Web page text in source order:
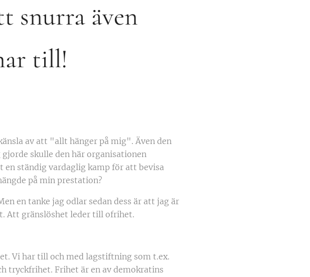
snurra även
till!
av att "allt hänger på mig". Även den
skulle den här organisationen
en ständig vardaglig kamp för att bevisa
på min prestation?
en tanke jag odlar sedan dess är att jag är
Att gränslöshet leder till ofrihet.
Vi har till och med lagstiftning som t.ex.
tryckfrihet. Frihet är en av demokratins